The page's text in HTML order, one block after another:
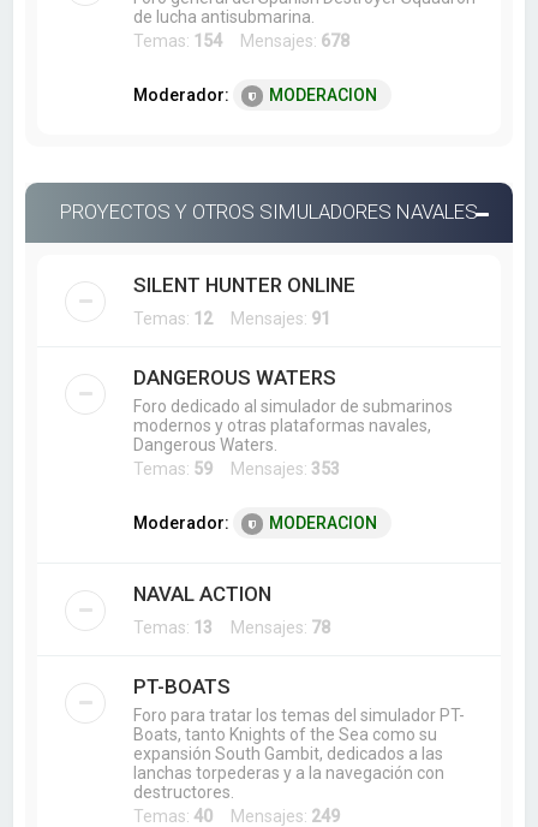
de lucha antisubmarina.
Temas: 154 Mensajes: 678
Moderador: MODERACION
PROYECTOS Y OTROS SIMULADORES NAVALES
SILENT HUNTER ONLINE
Temas: 12Mensajes: 91
DANGEROUS WATERS
Foro dedicado al simulador de submarinos
modernos y otras plataformas navales,
Dangerous Waters.
Temas: 59 Mensajes: 353
Moderador: MODERACION
NAVAL ACTION
Temas: 13 Mensajes: 78
PT-BOATS
Foro para tratar los temas del simulador PT-
Boats, tanto Knights of the Sea como su
expansión South Gambit, dedicados a las
lanchas torpederas y a la navegación con
destructores.
Temas:40 Mensajes: 249